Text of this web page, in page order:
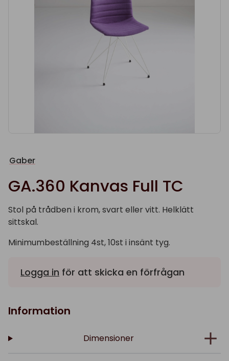
Gaber
GA.360 Kanvas Full TC
Stol på trådben i krom, svart eller vitt. Helklätt
sittskal.
Minimumbeställning 4st, 10st i insänt tyg.
Logga in för att skicka en förfrågan
Information
Dimensioner